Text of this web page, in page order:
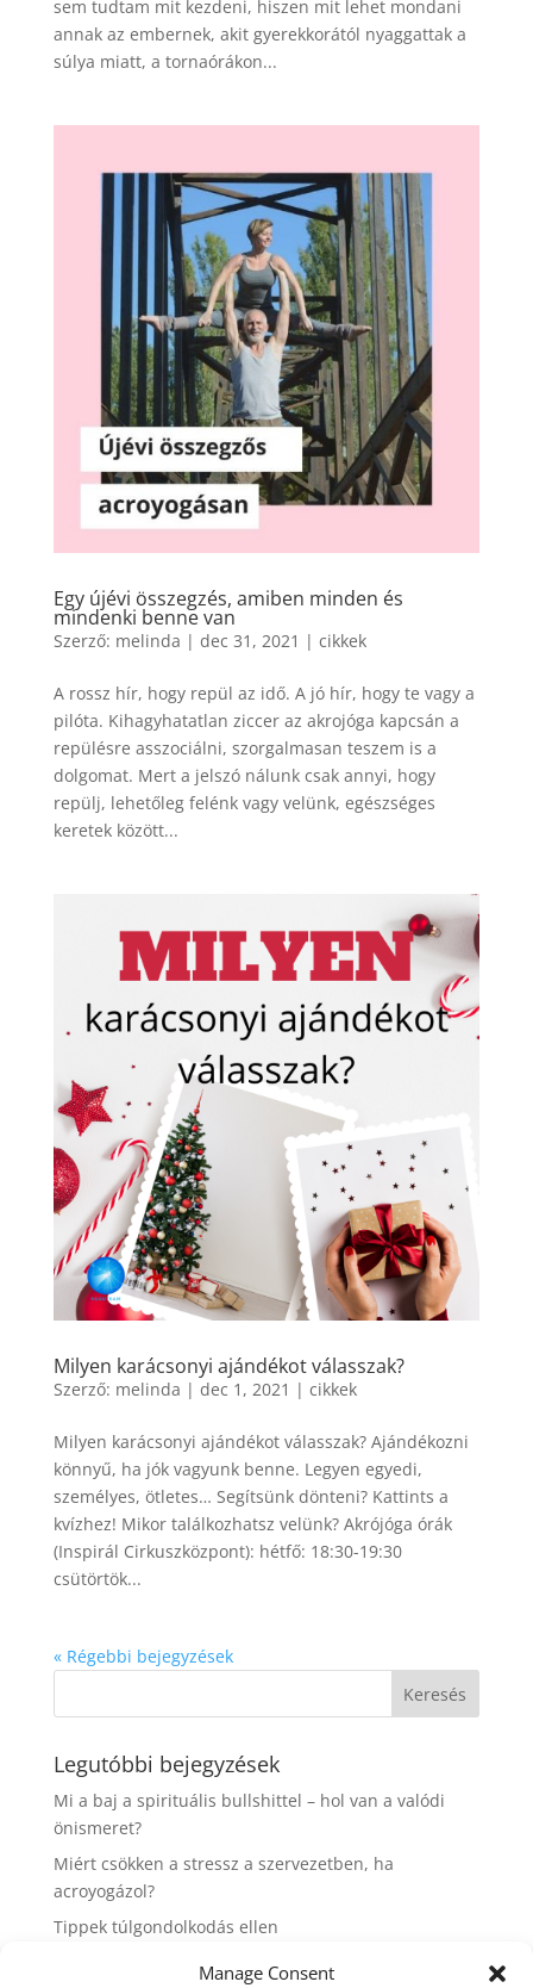
Manage Consent
sem tudtam mit kezdeni, hiszen mit lehet mondani
annak az embernek, akit gyerekkorától nyaggattak a
súlya miatt, a tornaórákon...
Egy újévi összegzés, amiben minden és
mindenki benne van
Szerző: melinda | dec 31, 2021 | cikkek
A rossz hír, hogy repül az idő. A jó hír, hogy te vagy a
pilóta. Kihagyhatatlan ziccer az akrojóga kapcsán a
repülésre asszociálni, szorgalmasan teszem is a
dolgomat. Mert a jelszó nálunk csak annyi, hogy
repülj, lehetőleg felénk vagy velünk, egészséges
keretek között...
Milyen karácsonyi ajándékot válasszak?
Szerző: melinda | dec 1, 2021 | cikkek
Milyen karácsonyi ajándékot válasszak? Ajándékozni
könnyű, ha jók vagyunk benne. Legyen egyedi,
személyes, ötletes… Segítsünk dönteni? Kattints a
kvízhez! Mikor találkozhatsz velünk? Akrójóga órák
(Inspirál Cirkuszközpont): hétfő: 18:30-19:30
csütörtök...
« Régebbi bejegyzések
Legutóbbi bejegyzések
Mi a baj a spirituális bullshittel – hol van a valódi
önismeret?
Miért csökken a stressz a szervezetben, ha
acroyogázol?
Tippek túlgondolkodás ellen
7 tipp az élhető élettempóért